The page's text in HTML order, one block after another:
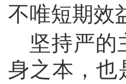
不唯短期效
坚持严的
身之本，也